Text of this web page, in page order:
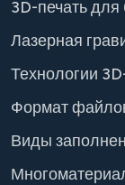
3D-печать для
Лазерная
Технологии
Формат
Виды